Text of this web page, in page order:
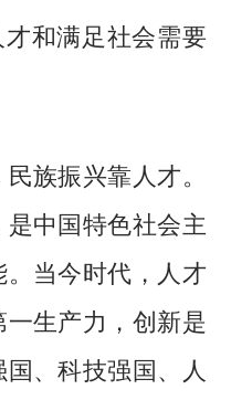
和满足社会需要
振兴靠人才。
中国特色社会主
当今时代，人才
生产力，创新是
、科技强国、人